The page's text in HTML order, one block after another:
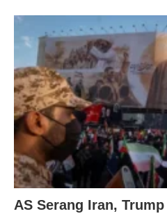
AS Serang Iran,